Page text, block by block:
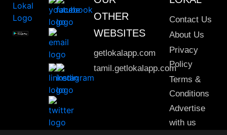
OTHER
WEBSITES
getlokalapp.com
tamil.getlokalapp.com
Contact Us
About Us
Privacy
Policy
Terms &
Conditions
Advertise
with us